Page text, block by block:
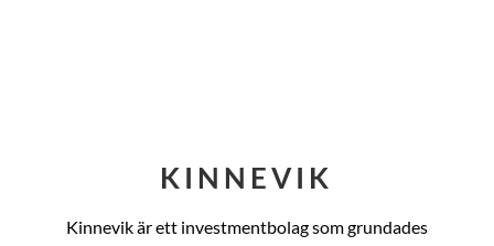
KINNEVIK
Kinnevik är ett investmentbolag som grundades